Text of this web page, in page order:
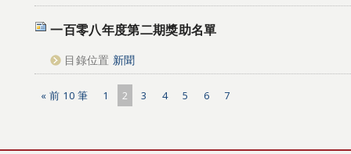
一百零八年度第二期獎助名單
目錄位置 新聞
« 前 10 筆 1 2 3 4 5 6 7